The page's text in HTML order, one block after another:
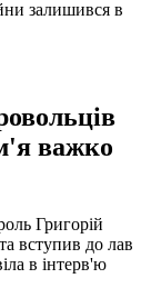
важко
Григорій
вступив до лав
в інтерв'ю